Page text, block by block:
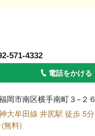
571-4332
電話をかける
岡市南区横手南町３−２６
大牟田線 井尻駅 徒歩 5分
無料)